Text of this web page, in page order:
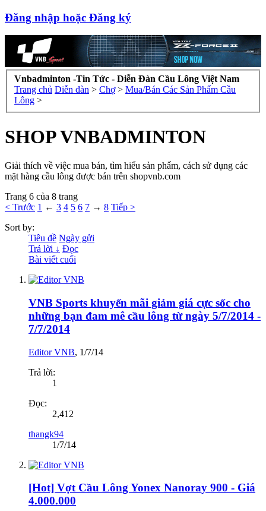
Đăng nhập hoặc Đăng ký
Vnbadminton -Tin Tức - Diễn Đàn Cầu Lông Việt Nam
Trang chủ Diễn đàn > Chợ > Mua/Bán Các Sản Phẩm Cầu
Lông >
SHOP VNBADMINTON
Giải thích về việc mua bán, tìm hiểu sản phẩm, cách sử dụng các
mặt hàng cầu lông được bán trên shopvnb.com
Trang 6 của 8 trang
< Trước 1 ← 3 4 5 6 7 → 8 Tiếp >
Sort by:
Tiêu đề Ngày gửi
Trả lời ↓ Đọc
Bài viết cuối
VNB Sports khuyến mãi giảm giá cực sốc cho
những bạn đam mê cầu lông từ ngày 5/7/2014 -
7/7/2014
Editor VNB, 1/7/14
Trả lời:
1
Đọc:
2,412
thangk94
1/7/14
[Hot] Vợt Cầu Lông Yonex Nanoray 900 - Giá
4.000.000